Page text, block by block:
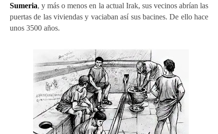
Sumeria, y más o menos en la actual Irak, sus vecinos abrían las
puertas de las viviendas y vaciaban así sus bacines. De ello hace
unos 3500 años.